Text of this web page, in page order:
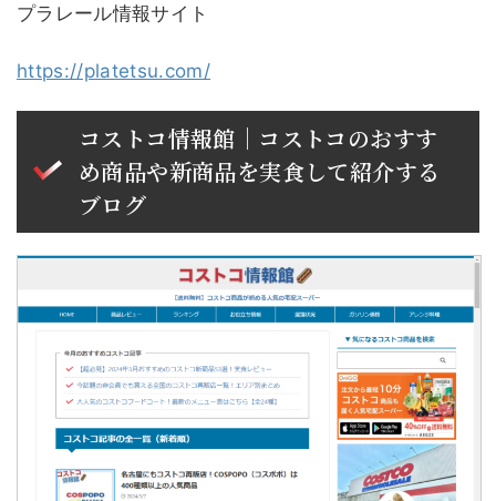
プラレール情報サイト
https://platetsu.com/
コストコ情報館｜コストコのおすす
め商品や新商品を実食して紹介する
ブログ